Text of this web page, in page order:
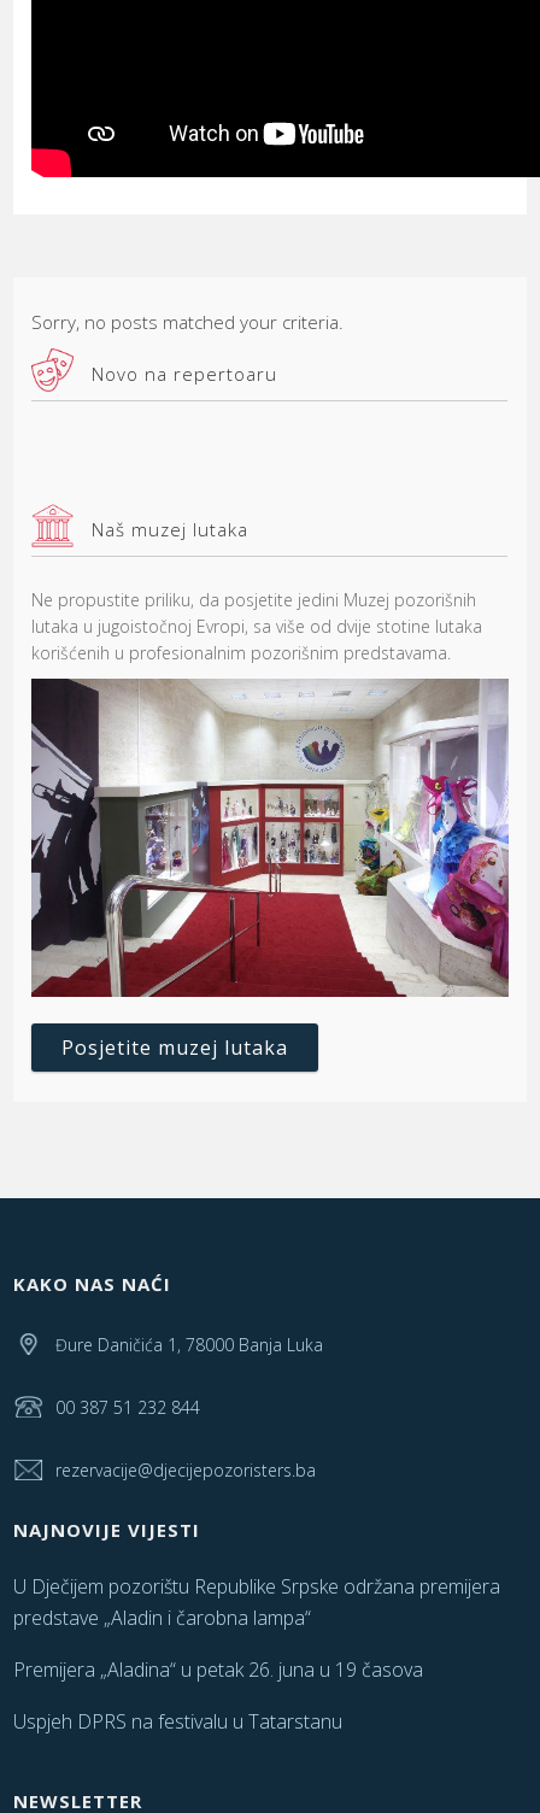
Sorry, no posts matched your criteria.
Novo na repertoaru
Naš muzej lutaka
Ne propustite priliku, da posjetite jedini Muzej pozorišnih
lutaka u jugoistočnoj Evropi, sa više od dvije stotine lutaka
korišćenih u profesionalnim pozorišnim predstavama.
Posjetite muzej lutaka
KAKO NAS NAĆI
Đure Daničića 1, 78000 Banja Luka
00 387 51 232 844
rezervacije@djecijepozoristers.ba
NAJNOVIJE VIJESTI
U Dječijem pozorištu Republike Srpske održana premijera
predstave „Aladin i čarobna lampa“
Premijera „Aladina“ u petak 26. juna u 19 časova
Uspjeh DPRS na festivalu u Tatarstanu
NEWSLETTER